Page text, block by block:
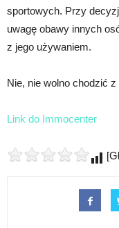
sportowych. Przy
uwagę obawy innych
z jego używaniem.
Nie, nie wolno chodzić
Link do Immocenter